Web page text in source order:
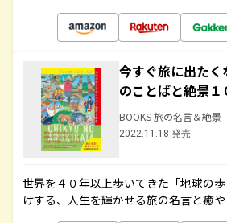
今すぐ旅に出た
のことばと絶景１
BOOKS 旅の名言＆絶景
2022.11.18 発売
世界を４０年以上歩いてきた「地球の
けする、人生を輝かせる旅の名言と癒